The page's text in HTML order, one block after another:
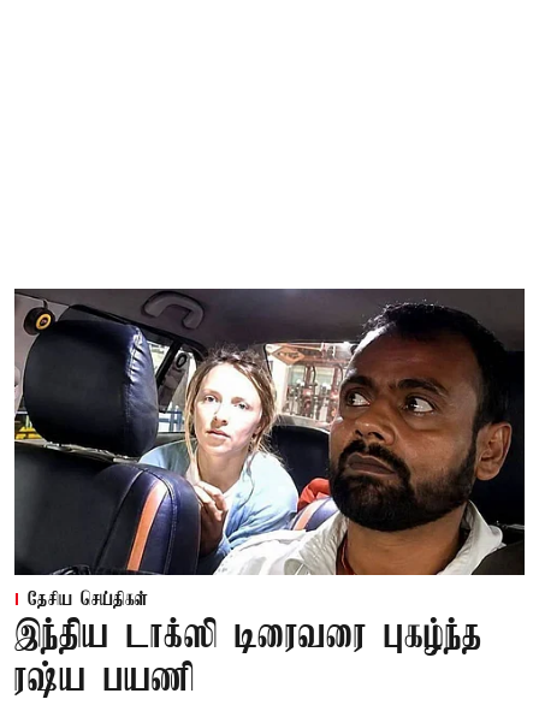
தேசிய செய்திகள்
இந்திய டாக்ஸி டிரைவரை புகழ்ந்த
ரஷ்ய பயணி